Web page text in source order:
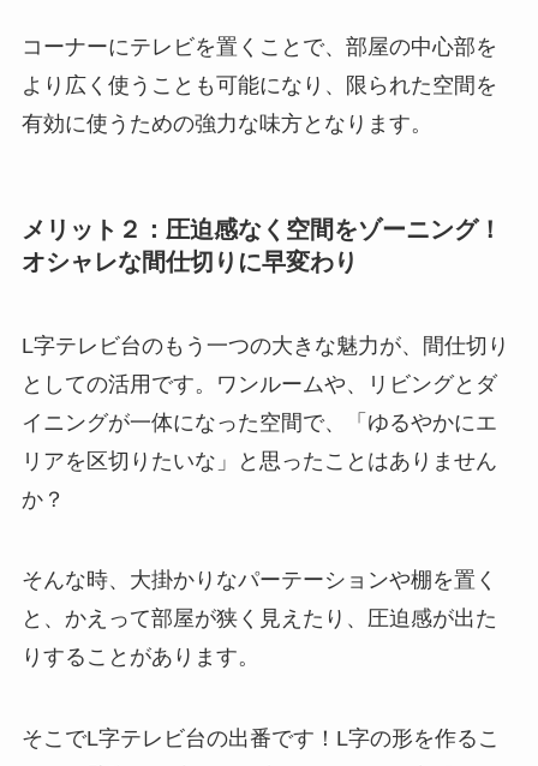
コーナーにテレビを置くことで、部屋の中心部を
より広く使うことも可能になり、限られた空間を
有効に使うための強力な味方となります。
メリット２：圧迫感なく空間をゾーニング！
オシャレな間仕切りに早変わり
L字テレビ台のもう一つの大きな魅力が、間仕切り
としての活用です。ワンルームや、リビングとダ
イニングが一体になった空間で、「ゆるやかにエ
リアを区切りたいな」と思ったことはありません
か？
そんな時、大掛かりなパーテーションや棚を置く
と、かえって部屋が狭く見えたり、圧迫感が出た
りすることがあります。
そこでL字テレビ台の出番です！L字の形を作るこ